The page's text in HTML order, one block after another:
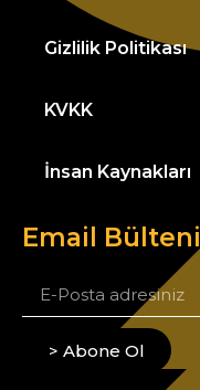
Gizlilik Politikası
KVKK
İnsan Kaynakları
Email Bülteni
> Abone Ol